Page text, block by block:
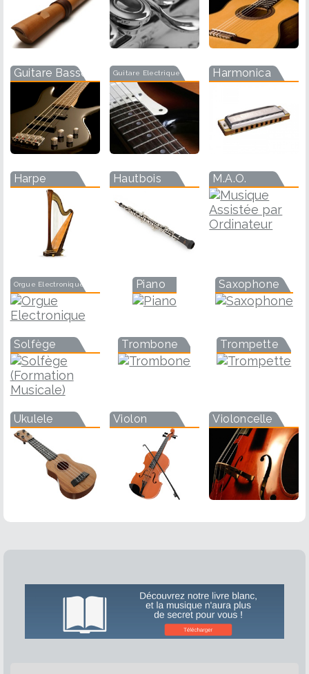
Guitare Basse Guitare Electrique Harmonica
Harpe Hautbois M.A.O.
Orgue Electronique Piano Saxophone
Solfège Trombone Trompette
Ukulele Violon Violoncelle